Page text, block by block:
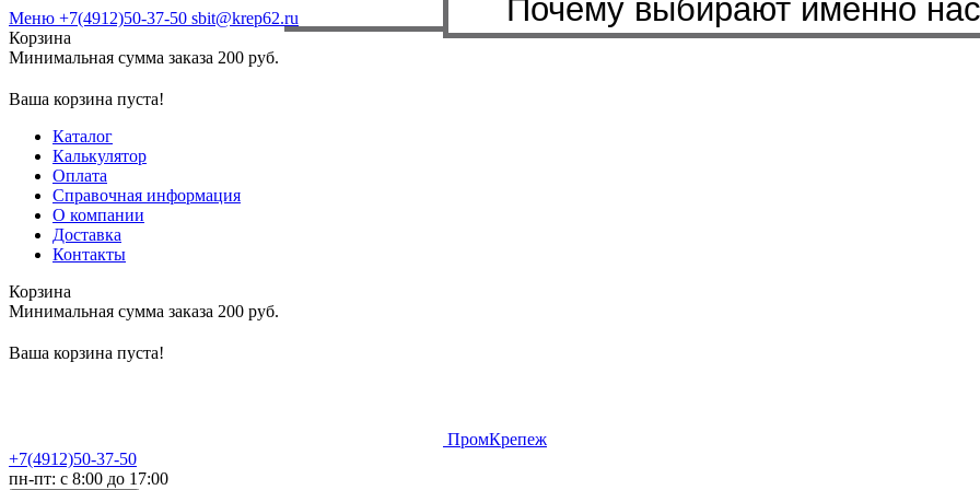
Меню +7(4912)50-37-50 sbit@krep62.ru
Корзина
Минимальная сумма заказа 200 руб.
Ваша корзина пуста!
Каталог
Калькулятор
Оплата
Справочная информация
О компании
Доставка
Контакты
Корзина
Минимальная сумма заказа 200 руб.
Ваша корзина пуста!
ПромКрепеж
+7(4912)50-37-50
пн-пт: с 8:00 до 17:00
Почему выбирают именно